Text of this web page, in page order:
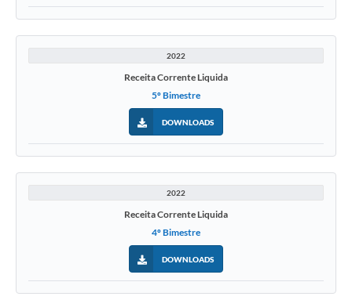
2022
Receita Corrente Liquida
5º Bimestre
DOWNLOADS
2022
Receita Corrente Liquida
4º Bimestre
DOWNLOADS